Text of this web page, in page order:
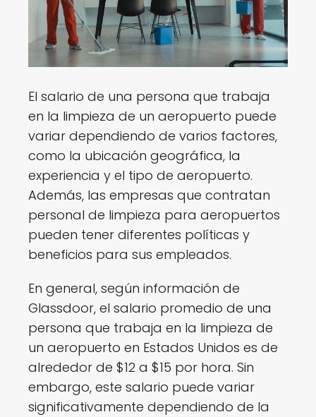
El salario de una persona que trabaja
en la limpieza de un aeropuerto puede
variar dependiendo de varios factores,
como la ubicación geográfica, la
experiencia y el tipo de aeropuerto.
Además, las empresas que contratan
personal de limpieza para aeropuertos
pueden tener diferentes políticas y
beneficios para sus empleados.
En general, según información de
Glassdoor, el salario promedio de una
persona que trabaja en la limpieza de
un aeropuerto en Estados Unidos es de
alrededor de $12 a $15 por hora. Sin
embargo, este salario puede variar
significativamente dependiendo de la